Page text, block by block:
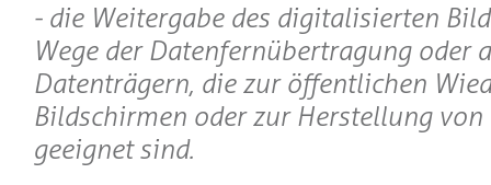
- die Weitergabe des digitalisierten
Wege der Datenfernübertragung oder
Datenträgern, die zur öffentlichen
Bildschirmen oder zur Herstellung von
geeignet sind.